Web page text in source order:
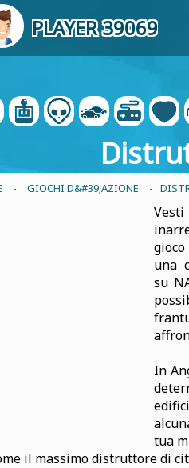
PLAYER 39069
- GIOCHI D&#39;AZIONE -
una
su
In
tua
il massimo distruttore di